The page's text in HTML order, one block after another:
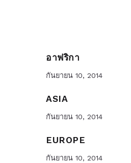
อาฟริกา
กันยายน 10, 2014
ASIA
กันยายน 10, 2014
EUROPE
กันยายน 10, 2014